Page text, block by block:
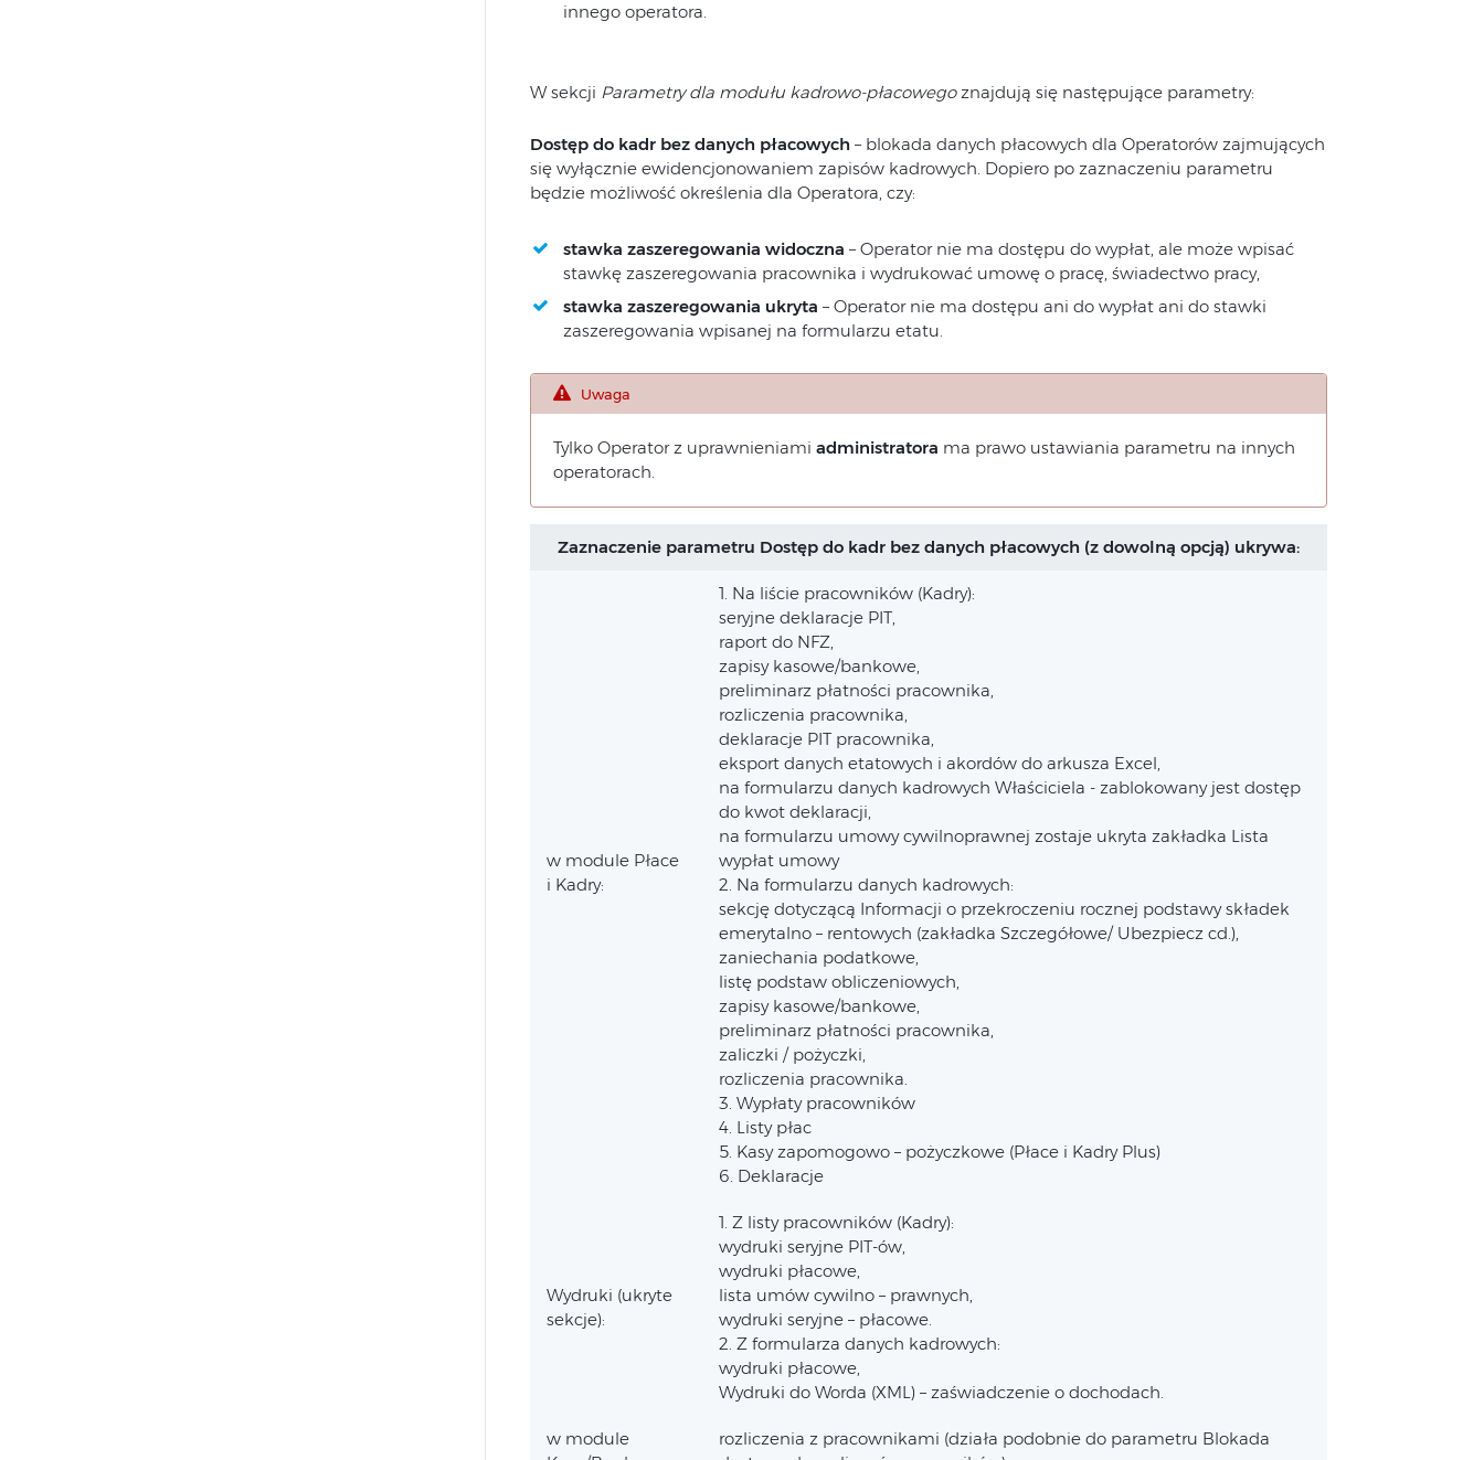
innego operatora.
W sekcji Parametry dla modułu kadrowo-płacowegoznajdują się następujące parametry:
Dostęp do kadr bez danych płacowych– blokada danych płacowych dla Operatorów zajmujących
się wyłącznie ewidencjonowaniem zapisów kadrowych. Dopiero po zaznaczeniu parametru
będzie możliwość określenia dla Operatora, czy:
stawka zaszeregowania widoczna – Operator nie ma dostępu do wypłat, ale może wpisać
stawkę zaszeregowania pracownika i wydrukować umowę o pracę, świadectwo pracy,
stawka zaszeregowania ukryta – Operator nie ma dostępu ani do wypłat ani do stawki
zaszeregowania wpisanej na formularzu etatu.
Uwaga
Tylko Operator z uprawnieniami administratora ma prawo ustawiania parametru na innych
operatorach.
Zaznaczenie parametru Dostęp do kadr bez danych płacowych (z dowolną opcją) ukrywa:
w module Płace
i Kadry:
1. Na liście pracowników (Kadry):
seryjne deklaracje PIT,
raport do NFZ,
zapisy kasowe/bankowe,
preliminarz płatności pracownika,
rozliczenia pracownika,
deklaracje PIT pracownika,
eksport danych etatowych i akordów do arkusza Excel,
na formularzu danych kadrowych Właściciela - zablokowany jest dostęp
do kwot deklaracji,
na formularzu umowy cywilnoprawnej zostaje ukryta zakładka Lista
wypłat umowy
2. Na formularzu danych kadrowych:
sekcję dotyczącą Informacji o przekroczeniu rocznej podstawy składek
emerytalno – rentowych (zakładka Szczegółowe/ Ubezpiecz cd.),
zaniechania podatkowe,
listę podstaw obliczeniowych,
zapisy kasowe/bankowe,
preliminarz płatności pracownika,
zaliczki / pożyczki,
rozliczenia pracownika.
3. Wypłaty pracowników
4. Listy płac
5. Kasy zapomogowo – pożyczkowe (Płace i Kadry Plus)
6. Deklaracje
Wydruki (ukryte
sekcje):
1. Z listy pracowników (Kadry):
wydruki seryjne PIT-ów,
wydruki płacowe,
lista umów cywilno – prawnych,
wydruki seryjne – płacowe.
2. Z formularza danych kadrowych:
wydruki płacowe,
Wydruki do Worda (XML) – zaświadczenie o dochodach.
w module
rozliczenia z pracownikami (działa podobnie do parametru Blokada